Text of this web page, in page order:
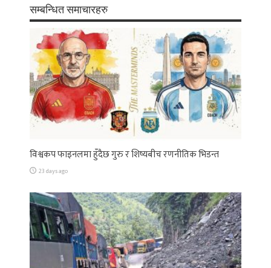
सम्बन्धित समाचारहरु
विश्वकप फाइनलमा हुँदैछ गुरु र शिष्यबीच रणनीतिक भिडन्त
23 days ago